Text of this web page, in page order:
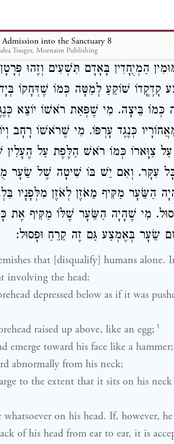
into the Sanctuary 8
Touger, Moznaim Publishing
Chapter 8
הַמְיֻחָדִין בָּאָדָם תִּשְׁעִים וְזֶהוּ
קָדְקֳדוֹ שׁוֹקֵעַ לְמַטָּה כְּמוֹ שֶׁדְּחָקוֹ
כְּמוֹ בֵּיצָה. מִי שֶׁפְּאַת רֹאשׁוֹ יוֹצֵא
כְּנֶגֶד עָרְפּוֹ. מִי שֶׁרֹאשׁוֹ רָחָב
צַוָּארוֹ כְּמוֹ רֹאשׁ הַלֶּפֶת עַל
עִקָּר. וְאִם יֵשׁ בּוֹ שִׁיטָה שֶׁל שֵׂעָר
הַשֵּׂעָר מַקִּיף מֵאֹזֶן לְאֹזֶן מִלְּפָנָיו
מִי שֶׁהָיָה הַשֵּׂעָר שֶׁלּוֹ מַקִּיף אֶת
שֵׂעָר בְּאֶמְצַע גַּם זֶה קֵרֵחַ וּפָסוּל:
that [disqualify] humans alone.
involving the head:
depressed below as if it was
raised up above, like an egg; 1
emerge toward his face like a hammer;
abnormally from his neck;
to the extent that it sits on his
on his head. If, however, he
of his head from ear to ear, it is